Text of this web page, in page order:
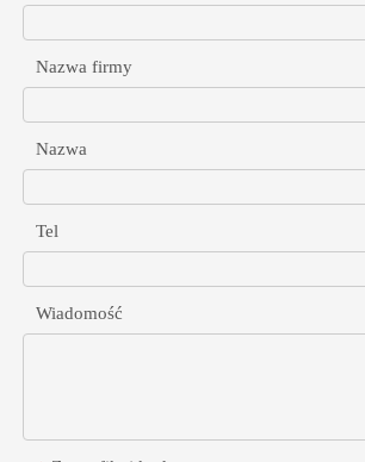
Nazwa firmy
Nazwa
Tel
Wiadomość